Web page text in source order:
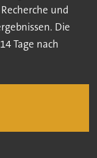
und
Die
Tage nach